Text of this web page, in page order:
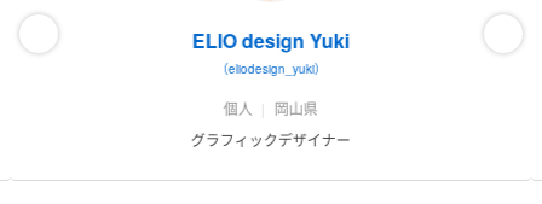
ELIO design Yuki
（eliodesign_yuki）
個人
岡山県
グラフィックデザイナー